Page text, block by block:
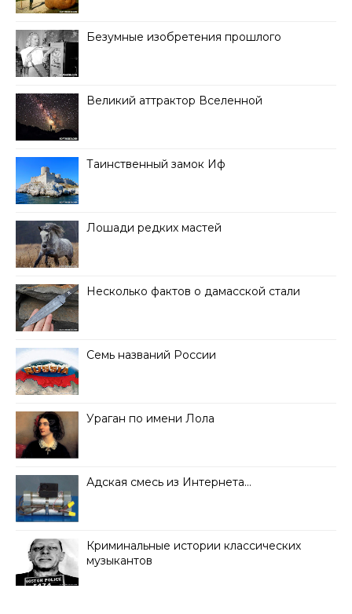
Безумные изобретения прошлого
Великий аттрактор Вселенной
Таинственный замок Иф
Лошади редких мастей
Несколько фактов о дамасской стали
Семь названий России
Ураган по имени Лола
Адская смесь из Интернета…
Криминальные истории классических
музыкантов